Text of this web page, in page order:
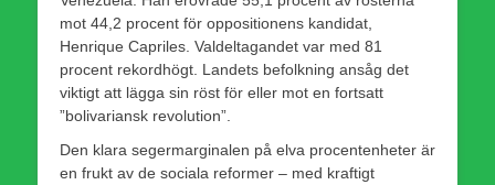
mot 44,2 procent för oppositionens kandidat,
Henrique Capriles. Valdeltagandet var med 81
procent rekordhögt. Landets befolkning ansåg det
viktigt att lägga sin röst för eller mot en fortsatt
”bolivariansk revolution”.
Den klara segermarginalen på elva procentenheter är
en frukt av de sociala reformer – med kraftigt